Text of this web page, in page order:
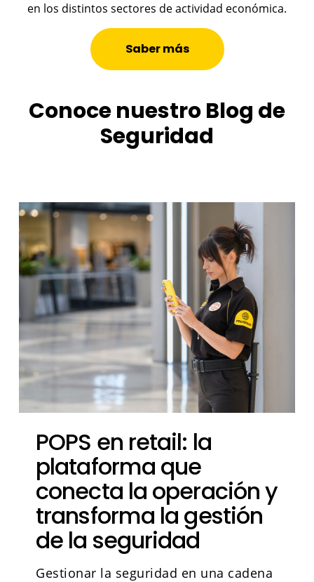
en los distintos sectores de actividad económica.
Saber más
Conoce nuestro Blog de
Seguridad
POPS en retail: la
plataforma que
conecta la operación y
transforma la gestión
de la seguridad
Gestionar la seguridad en una cadena